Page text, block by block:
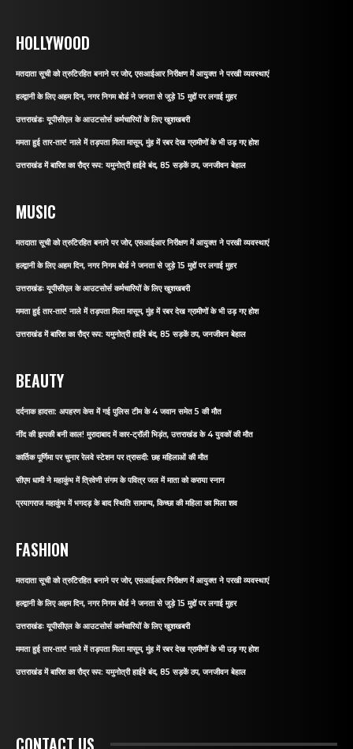
HOLLYWOOD
मतदाता सूची को त्रुटिरहित बनाने पर जोर, एसआईआर निरीक्षण में आयुक्त ने परखी व्यवस्थाएं
हल्द्वानी के लिए अहम दिन, नगर निगम बोर्ड ने जनता से जुड़े 15 मुद्दों पर लगाई मुहर
उत्तराखंडः यूपीसीएल के आउटसोर्स कर्मचारियों के लिए खुशखबरी
ममता हुई तार-तार! नाले में तड़पता मिला मासूम, मुंह में रबर देख ग्रामीणों के भी उड़ गए होश
उत्तराखंड में बारिश का रौद्र रूप: यमुनोत्री हाईवे बंद, 85 सड़कें ठप, जनजीवन बेहाल
MUSIC
मतदाता सूची को त्रुटिरहित बनाने पर जोर, एसआईआर निरीक्षण में आयुक्त ने परखी व्यवस्थाएं
हल्द्वानी के लिए अहम दिन, नगर निगम बोर्ड ने जनता से जुड़े 15 मुद्दों पर लगाई मुहर
उत्तराखंडः यूपीसीएल के आउटसोर्स कर्मचारियों के लिए खुशखबरी
ममता हुई तार-तार! नाले में तड़पता मिला मासूम, मुंह में रबर देख ग्रामीणों के भी उड़ गए होश
उत्तराखंड में बारिश का रौद्र रूप: यमुनोत्री हाईवे बंद, 85 सड़कें ठप, जनजीवन बेहाल
BEAUTY
दर्दनाक हादसा: अपहरण केस में गई पुलिस टीम के 4 जवान समेत 5 की मौत
नींद की झपकी बनी काल! मुरादाबाद में कार-ट्रॉली भिड़ंत, उत्तराखंड के 4 युवकों की मौत
कार्तिक पूर्णिमा पर चुनार रेलवे स्टेशन पर त्रासदी: छह महिलाओं की मौत
सीएम धामी ने महाकुंभ में त्रिवेणी संगम के पवित्र जल में माता को कराया स्नान
प्रयागराज महाकुंभ में भगदड़ के बाद स्थिति सामान्य, किच्छा की महिला का मिला शव
FASHION
मतदाता सूची को त्रुटिरहित बनाने पर जोर, एसआईआर निरीक्षण में आयुक्त ने परखी व्यवस्थाएं
हल्द्वानी के लिए अहम दिन, नगर निगम बोर्ड ने जनता से जुड़े 15 मुद्दों पर लगाई मुहर
उत्तराखंडः यूपीसीएल के आउटसोर्स कर्मचारियों के लिए खुशखबरी
ममता हुई तार-तार! नाले में तड़पता मिला मासूम, मुंह में रबर देख ग्रामीणों के भी उड़ गए होश
उत्तराखंड में बारिश का रौद्र रूप: यमुनोत्री हाईवे बंद, 85 सड़कें ठप, जनजीवन बेहाल